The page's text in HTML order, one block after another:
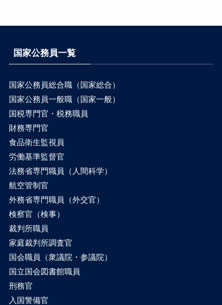
国家公務員一覧
国家公務員総合職（国家総合）
国家公務員一般職（国家一般）
国税専門官・税務職員
財務専門官
食品衛生監視員
労働基準監督官
法務省専門職員（人間科学）
航空管制官
外務省専門職員（外交官）
検察官（検事）
裁判所職員
家庭裁判所調査官
国会職員（衆議院・参議院）
国立国会図書館職員
刑務官
入国警備官